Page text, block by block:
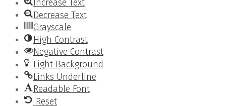
Increase Text
Decrease Text
Grayscale
High Contrast
Negative Contrast
Light Background
Links Underline
Readable Font
Reset